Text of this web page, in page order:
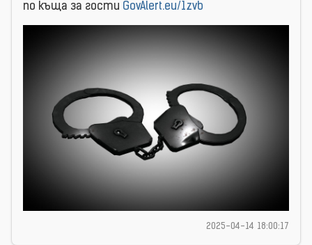
по къща за гости GovAlert.eu/1zvb
2025-04-14 18:00:17